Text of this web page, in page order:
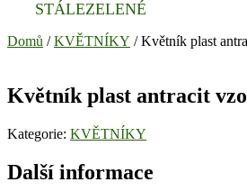
STÁLEZELENÉ
Domů /KVĚTNÍKY / Květník plast
Květník plast antracit
Kategorie: KVĚTNÍKY
Další informace